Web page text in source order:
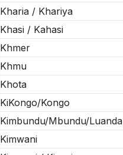
Kharia / Khariya
Khasi / Kahasi
Khmer
Khmu
Khota
KiKongo/Kongo
Kimbundu/Mbundu/Luanda
Kimwani